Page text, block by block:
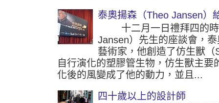
泰奧揚森（Theo Jansen）
十二月一日禮拜四的時
Jansen）先生的座談會，
藝術家，他創造了仿生獸
自行演化的塑膠管生物，仿生獸主
化後的風變成了他的動力，並且...
四十歲以上的設計師